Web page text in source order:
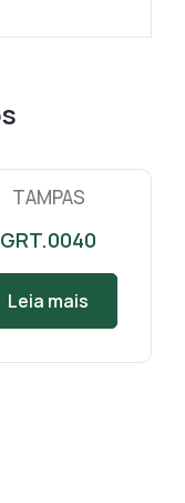
TAMPAS
GRT.0040
Leia mais